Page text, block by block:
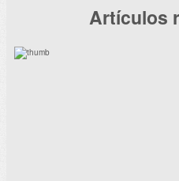
Artículos